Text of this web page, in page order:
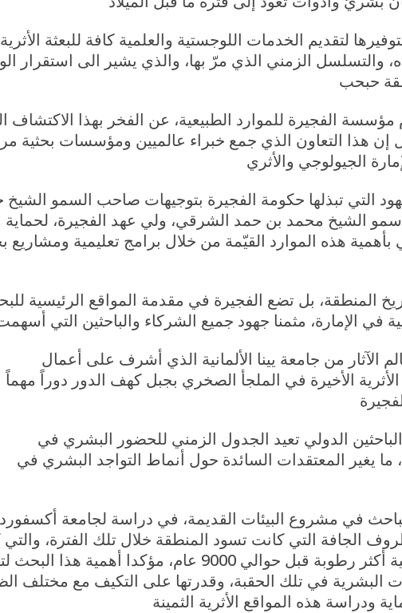
لتقديم الخدمات اللوجستية والعلمية كافة للبعثة
والتسلسل الزمني الذي مرّ بها، والذي يشير الى استقرار
الفجيرة للموارد الطبيعية، عن الفخر بهذا الاكتشاف
إن هذا التعاون الذي جمع خبراء عالميين ومؤسسات
التي تبذلها حكومة الفجيرة بتوجيهات صاحب السمو
سمو الشيخ محمد بن حمد الشرقي، ولي عهد الفجيرة، لحماية
بأهمية هذه الموارد القيّمة من خلال برامج تعليمية ومشاريع
المنطقة، بل تضع الفجيرة في مقدمة المواقع الرئيسية
الآثار من جامعة يينا الألمانية الذي أشرف على أعمال
الأخيرة في الملجأ الصخري بجبل كهف الدور دوراً مهماً
الدولي تعيد الجدول الزمني للحضور البشري في
ألف عام مضت، ما يغير المعتقدات السائدة حول أنماط التواجد البشري في
في مشروع البيئات القديمة، في دراسة لجامعة
الجافة التي كانت تسود المنطقة خلال تلك الفترة، والتي
صالحة للسكن حتى ظهور ظروف مناخية أكثر رطوبة قبل حوالي
البشرية في تلك الحقبة، وقدرتها على التكيف مع مختلف